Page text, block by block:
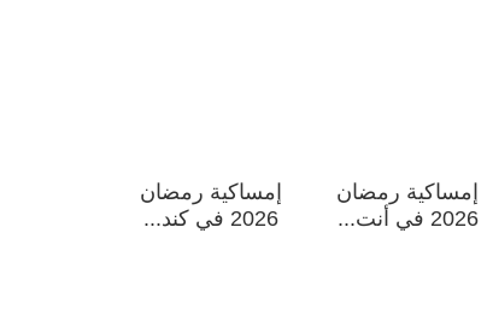
إمساكية رمضان
2026 في أنت...
إمساكية رمضان
2026 في كند...